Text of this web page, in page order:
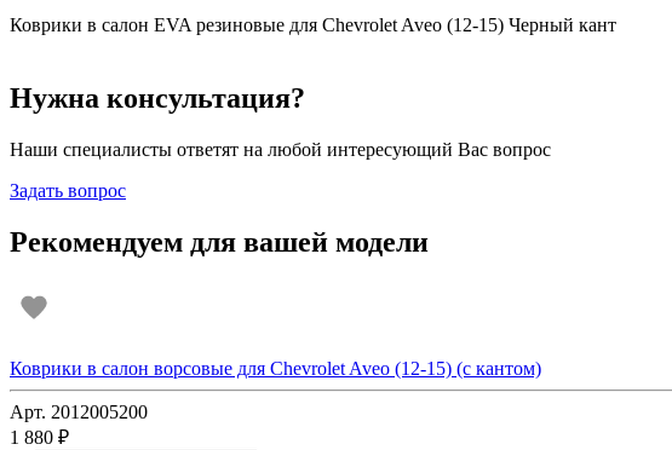
Коврики в салон EVA резиновые для Chevrolet Aveo (12-15) Черный кант
Нужна консультация?
Наши специалисты ответят на любой интересующий Вас вопрос
Задать вопрос
Рекомендуем для вашей модели
Коврики в салон ворсовые для Chevrolet Aveo (12-15) (с кантом)
Арт. 2012005200
1 880 ₽